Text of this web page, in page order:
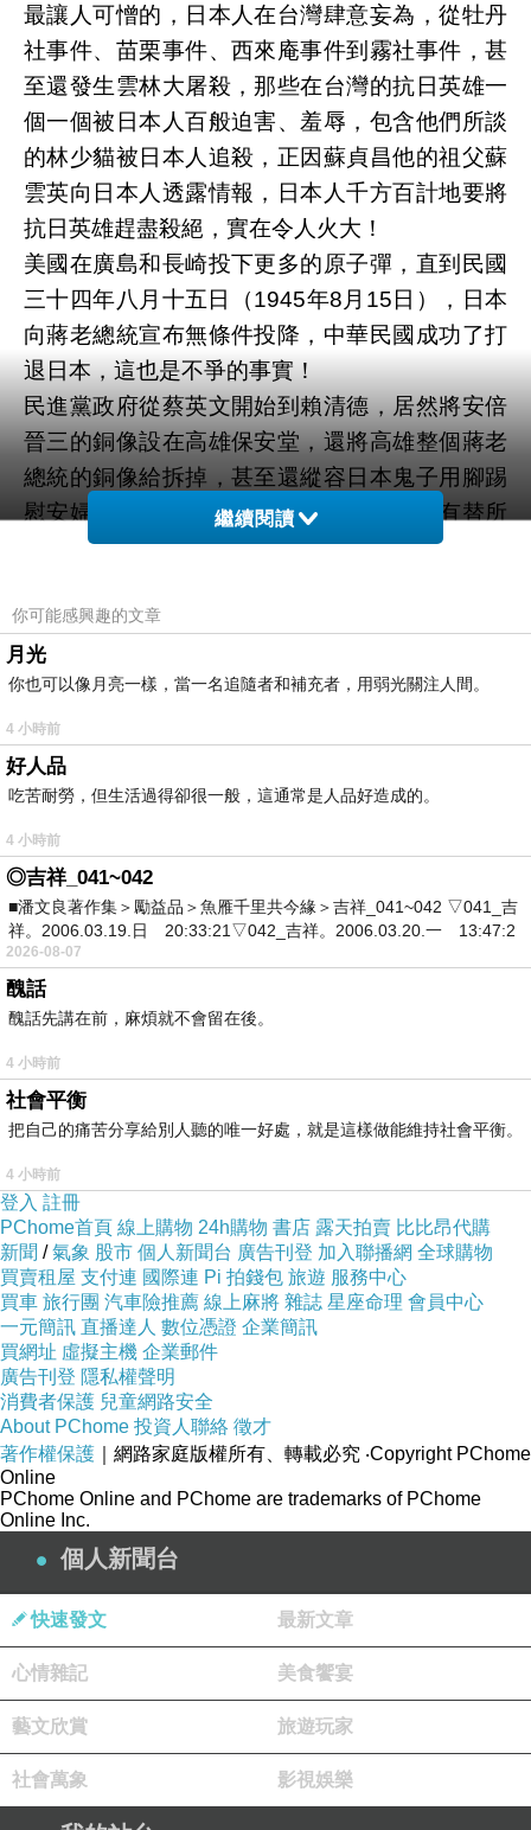
最讓人可憎的，日本人在台灣肆意妄為，從牡丹
社事件、苗栗事件、西來庵事件到霧社事件，甚
至還發生雲林大屠殺，那些在台灣的抗日英雄一
個一個被日本人百般迫害、羞辱，包含他們所談
的林少貓被日本人追殺，正因蘇貞昌他的祖父蘇
雲英向日本人透露情報，日本人千方百計地要將
抗日英雄趕盡殺絕，實在令人火大！
美國在廣島和長崎投下更多的原子彈，直到民國
三十四年八月十五日（1945年8月15日），日本
向蔣老總統宣布無條件投降，中華民國成功了打
退日本，這也是不爭的事實！
民進黨政府從蔡英文開始到賴清德，居然將安倍
晉三的銅像設在高雄保安堂，還將高雄整個蔣老
總統的銅像給拆掉，甚至還縱容日本鬼子用腳踢
慰安婦的銅像，賴清德他身為一個總統，有替所
有慰安婦講過任何一句話了沒有？
日本的，這明明是我們中華民國的領土欸！什麼
時候釣魚台變成是日本的領土？賴清德，你認同
過去李登輝的說法嗎？你們不是犯了叛國罪嗎？
你們民進黨觸犯叛國罪！因為你們把釣魚台給了
日本，害所有漁民的捕魚權被剝奪！
國防部顧立雄部長，我替許崑源大哥來問你，過
去時任總統李登輝在日本的談話，說釣魚台是日
本的，你認同李登輝的說法嗎？
你自己應該比我還清楚釣魚台是我們中華民國領
土！為什麼你們要把釣魚台拱手讓給日本？你是
不是應該要給高雄人一個合理的解釋？這件事情
是非常嚴重啊！顧部長，你們嘴巴喊抗中保台顧
日本，然後呢？日本從不把我們中華民國子民同
胞朋友們當人看！
陸節節敗退，為了想併吞台灣所犯下滔天大罪，
顧部長，你是不是應該要糾正一下賴清德？你不
知道賴清德在抹滅歷史嗎？你沒看見嗎？
我現在只能說，顧部長，請你立刻糾正賴清德，
不要刻意褻瀆歷史，但是我覺得你不會糾正賴清
德，因為你跟著賴清德都在騙！而且你們還把高
雄人騙得團團轉！
另外，我請問賴清德，過去日本鬼子強逼所有良
家婦女做慰安婦，你沒看見嗎？你口口聲聲說兩
蔣總統威權，要拆掉，結果，你這個中華民國的
總統什麼時候替日本講起話來？你到底是哪一個
你賴清德口口聲聲說境外敵對勢力不要介入台灣
的選舉，結果，你們卻讓日本、美國介入我們中
華民國選舉，所以賴清德，你們講的根本不是人
話了嘛！大陸是境外敵對勢力，日本跟美國就不
是？太可恥！
我身為中華民國子民的身份好心提醒你，中華民
繼續閱讀
你可能感興趣的文章
月光
你也可以像月亮一樣，當一名追隨者和補充者，用弱光關注人間。
4 小時前
好人品
吃苦耐勞，但生活過得卻很一般，這通常是人品好造成的。
4 小時前
◎吉祥_041~042
■潘文良著作集＞勵益品＞魚雁千里共今緣＞吉祥_041~042 ▽041_吉
祥。2006.03.19.日 20:33:21▽042_吉祥。2006.03.20.一 13:47:2
2026-08-07
醜話
醜話先講在前，麻煩就不會留在後。
4 小時前
社會平衡
把自己的痛苦分享給別人聽的唯一好處，就是這樣做能維持社會平衡。
4 小時前
登入 註冊
PChome首頁 線上購物 24h購物 書店 露天拍賣 比比昂代購
新聞 /氣象 股市 個人新聞台 廣告刊登 加入聯播網 全球購物
買賣租屋 支付連 國際連 Pi 拍錢包 旅遊 服務中心
買車 旅行團 汽車險推薦 線上麻將 雜誌 星座命理 會員中心
一元簡訊 直播達人 數位憑證 企業簡訊
買網址 虛擬主機 企業郵件
廣告刊登 隱私權聲明
消費者保護 兒童網路安全
About PChome 投資人聯絡 徵才
著作權保護 ｜網路家庭版權所有、轉載必究 ‧Copyright PChome
Online
PChome Online and PChome are trademarks of PChome
Online Inc.
個人新聞台
快速發文 最新文章
心情雜記 美食饗宴
藝文欣賞 旅遊玩家
社會萬象 影視娛樂